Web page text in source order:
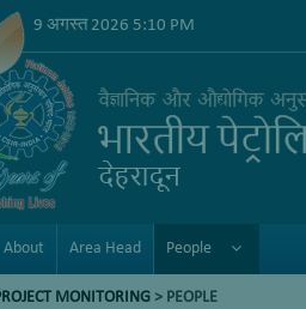
9 अगस्त 2026 5:10 PM
About Area Head People
MONITORING > PEOPLE